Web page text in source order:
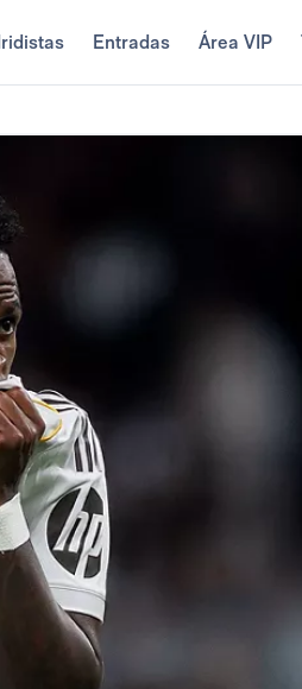
Entradas Área VIP